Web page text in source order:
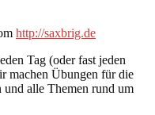
http://saxbrig.de
Tag (oder fast jeden
machen Übungen für die
alle Themen rund um